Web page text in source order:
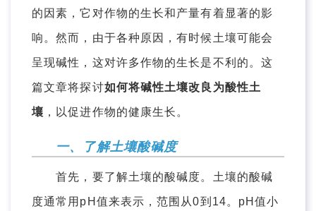
的因素，它对作物的生长和产量有着显著的影
响。然而，由于各种原因，有时候土壤可能会
呈现碱性，这对许多作物的生长是不利的。这
篇文章将探讨如何将碱性土壤改良为酸性土
壤 ，以促进作物的健康生长。
一、了解土壤酸碱度
首先，要了解土壤的酸碱度。土壤的酸碱
度通常用pH值来表示，范围从0到14。pH值小